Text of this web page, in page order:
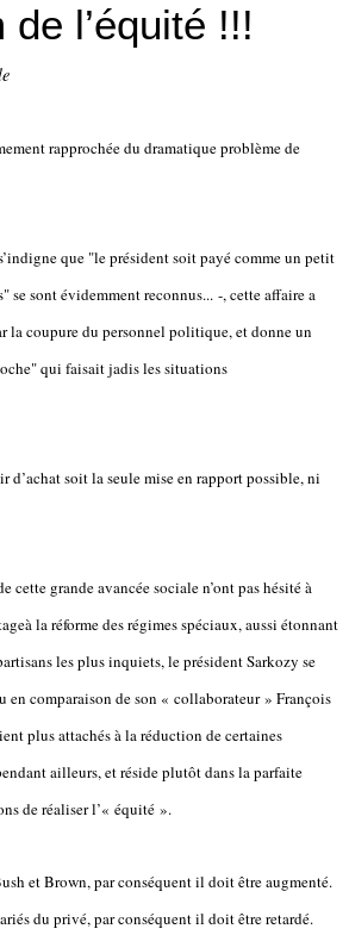
l’équité !!!
rapprochée du dramatique problème de
que "le président soit payé comme un petit
se sont évidemment reconnus... -, cette affaire a
la coupure du personnel politique, et donne un
qui faisait jadis les situations
soit la seule mise en rapport possible, ni
cette grande avancée sociale n’ont pas hésité à
la réforme des régimes spéciaux, aussi étonnant
les plus inquiets, le président Sarkozy se
en comparaison de son « collaborateur » François
plus attachés à la réduction de certaines
ailleurs, et réside plutôt dans la parfaite
de réaliser l’« équité ».
et Brown, par conséquent il doit être augmenté.
du privé, par conséquent il doit être retardé.